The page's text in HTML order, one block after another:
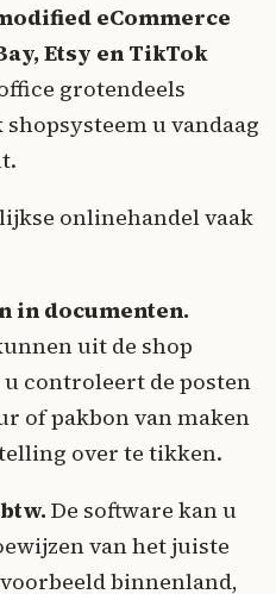
eCommerce
Etsy en TikTok
grotendeels
u vandaag
onlinehandel vaak
in documenten.
uit de shop
controleert de posten
of pakbon van maken
over te tikken.
De software kan u
van het juiste
binnenland,